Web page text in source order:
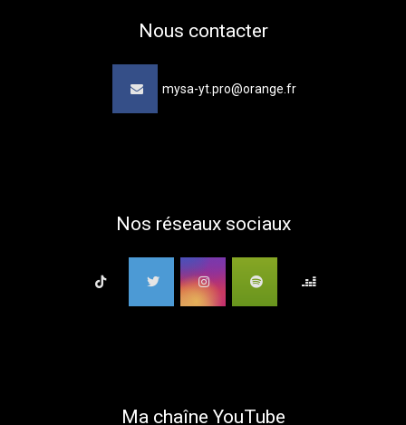
Nous contacter
mysa-yt.pro@orange.fr
Nos réseaux sociaux
Ma chaîne YouTube